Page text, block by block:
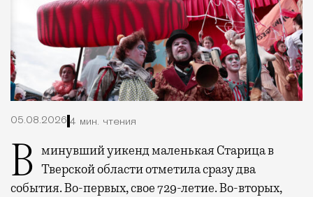
05.08.2026 4 мин. чтения
В минувший уикенд маленькая Старица в Тверской области отметила сразу два
события. Во-первых, свое 729-летие. Во-вторых,